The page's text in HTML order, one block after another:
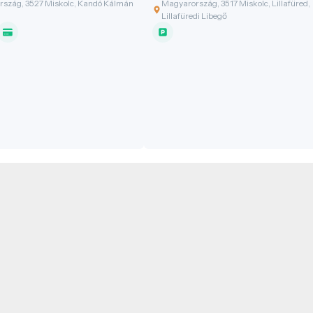
3527 Miskolc, Kandó Kálmán
szeretnék felfedezni a Bükk
szépségeit a magasból.
Magyarország, 3517 Miskolc, Lillafüred,
Lillafüredi Libegő